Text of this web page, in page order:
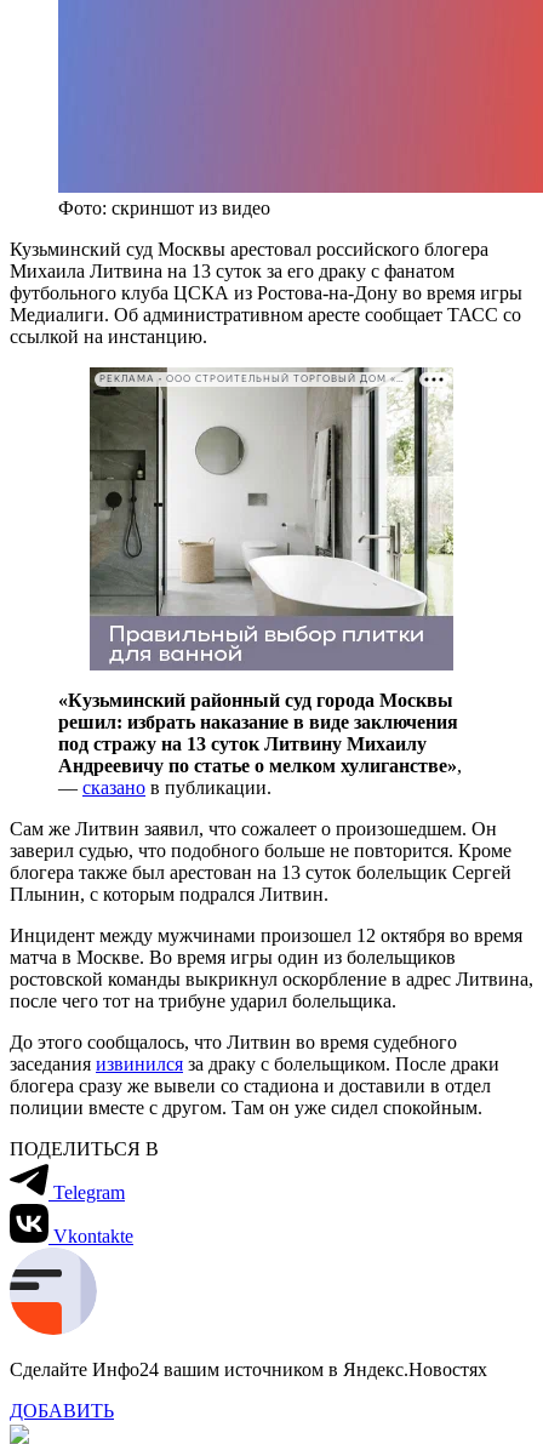
Фото: скриншот из видео
Кузьминский суд Москвы арестовал российского блогера
Михаила Литвина на 13 суток за его драку с фанатом
футбольного клуба ЦСКА из Ростова-на-Дону во время игры
Медиалиги. Об административном аресте сообщает ТАСС со
ссылкой на инстанцию.
РЕКЛАМА • ООО СТРОИТЕЛЬНЫЙ ТОРГОВЫЙ ДОМ «ПЕТРОВИЧ». ИНН: 7802348846
«Кузьминский районный суд города Москвы
решил: избрать наказание в виде заключения
под стражу на 13 суток Литвину Михаилу
Андреевичу по статье о мелком хулиганстве»,
— сказано в публикации.
Сам же Литвин заявил, что сожалеет о произошедшем. Он
заверил судью, что подобного больше не повторится. Кроме
блогера также был арестован на 13 суток болельщик Сергей
Плынин, с которым подрался Литвин.
Инцидент между мужчинами произошел 12 октября во время
матча в Москве. Во время игры один из болельщиков
ростовской команды выкрикнул оскорбление в адрес Литвина,
после чего тот на трибуне ударил болельщика.
До этого сообщалось, что Литвин во время судебного
заседания извинился за драку с болельщиком. После драки
блогера сразу же вывели со стадиона и доставили в отдел
полиции вместе с другом. Там он уже сидел спокойным.
ПОДЕЛИТЬСЯ В
Telegram
Vkontakte
Сделайте Инфо24 вашим источником в Яндекс.Новостях
ДОБАВИТЬ